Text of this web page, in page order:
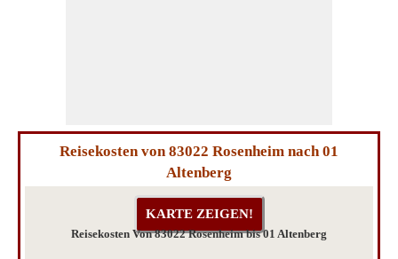
Reisekosten von 83022 Rosenheim nach 01
Altenberg
Reisekosten Von 83022 Rosenheim bis 01 Altenberg